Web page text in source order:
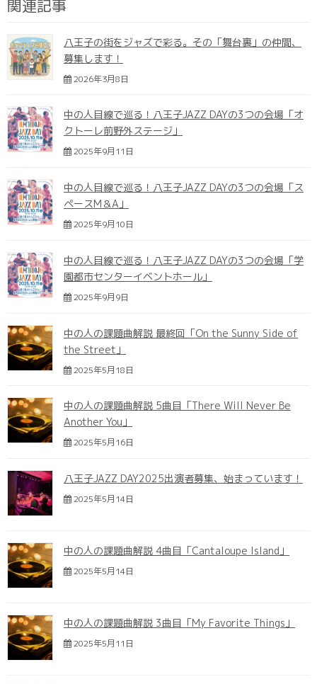
関連記事
八王子の街をジャズで彩る。その「舞台裏」の仲間、
募集します！
2026年3月8日
中の人目線で巡る！八王子JAZZ DAYの3つの会場「オ
クトーレ前野外ステージ」
2025年9月11日
中の人目線で巡る！八王子JAZZ DAYの3つの会場「ス
ペースM＆A」
2025年9月10日
中の人目線で巡る！八王子JAZZ DAYの3つの会場「学
園都市センターイベントホール」
2025年9月9日
中の人の課題曲解説 最終回「On the Sunny Side of
the Street」
2025年5月18日
中の人の課題曲解説 5曲目「There Will Never Be
Another You」
2025年5月16日
八王子JAZZ DAY2025出演者募集、始まっています！
2025年5月14日
中の人の課題曲解説 4曲目「Cantaloupe Island」
2025年5月14日
中の人の課題曲解説 3曲目「My Favorite Things」
2025年5月11日